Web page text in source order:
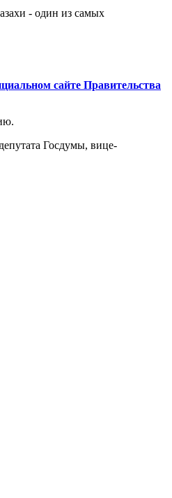
- один из самых
сайте Правительства
Госдумы, вице-